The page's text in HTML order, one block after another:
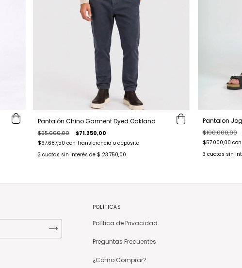
Pantalón Chino Garment Dyed Oakland
$95.000,00 $71.250,00
$67.687,50 con Transferencia o depósito
3 cuotas sin interés de $ 23.750,00
Pantalon
$100.000,00
$57.000,00 con
3 cuotas sin
POLÍTICAS
Política de Privacidad
Preguntas Frecuentes
¿Cómo Comprar?